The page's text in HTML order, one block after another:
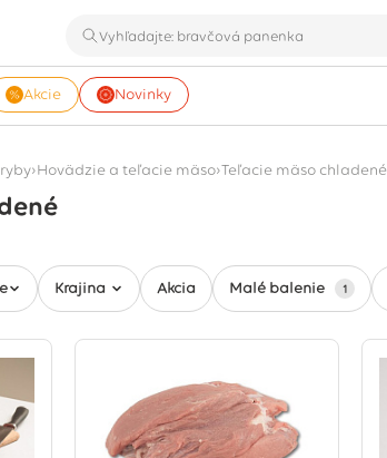
Akcie Novinky
›Hovädzie a teľacie mäso›Teľacie mäso chladené
Krajina Akcia Malé balenie 1